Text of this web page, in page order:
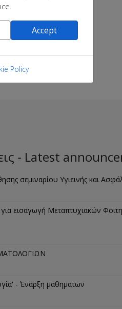
- Latest
σεμιναρίου Υγιεινής και
εισαγωγή Μεταπτυχιακών
- Έναρξη μαθημάτων
Accept
Policy